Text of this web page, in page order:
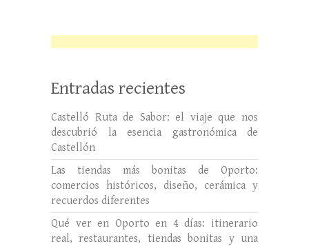
Entradas recientes
Castelló Ruta de Sabor: el viaje que nos
descubrió la esencia gastronómica de
Castellón
Las tiendas más bonitas de Oporto:
comercios históricos, diseño, cerámica y
recuerdos diferentes
Qué ver en Oporto en 4 días: itinerario
real, restaurantes, tiendas bonitas y una